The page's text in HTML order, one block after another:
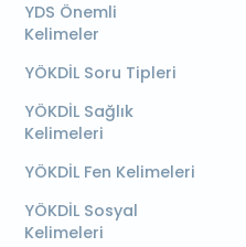
YDS Önemli
Kelimeler
YÖKDİL Soru Tipleri
YÖKDİL Sağlık
Kelimeleri
YÖKDİL Fen Kelimeleri
YÖKDİL Sosyal
Kelimeleri